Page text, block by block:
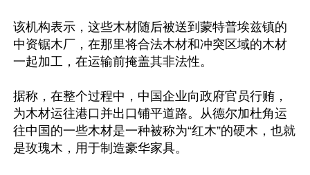
该机构表示，这些木材随后被送到蒙特普埃兹镇的
中资锯木厂，在那里将合法木材和冲突区域的木材
一起加工，在运输前掩盖其非法性。
据称，在整个过程中，中国企业向政府官员行贿，
为木材运往港口并出口铺平道路。从德尔加杜角运
往中国的一些木材是一种被称为“红木”的硬木，也就
是玫瑰木，用于制造豪华家具。